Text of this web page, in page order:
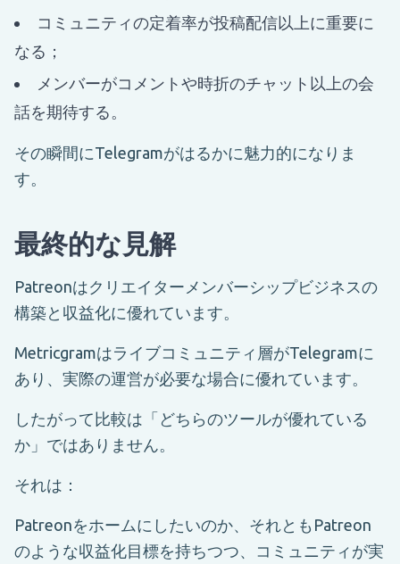
コミュニティの定着率が投稿配信以上に重要に
なる；
メンバーがコメントや時折のチャット以上の会
話を期待する。
その瞬間にTelegramがはるかに魅力的になりま
す。
最終的な見解
Patreonはクリエイターメンバーシップビジネスの
構築と収益化に優れています。
Metricgramはライブコミュニティ層がTelegramに
あり、実際の運営が必要な場合に優れています。
したがって比較は「どちらのツールが優れている
か」ではありません。
それは：
Patreonをホームにしたいのか、それともPatreon
のような収益化目標を持ちつつ、コミュニティが実